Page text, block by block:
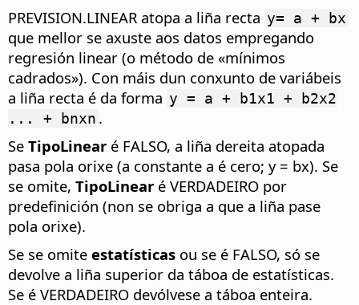
PREVISION.LINEAR atopa a liña recta y= a + bx
que mellor se axuste aos datos empregando
regresión linear (o método de «mínimos
cadrados»). Con máis dun conxunto de variábeis
a liña recta é da forma y = a + b1x1 + b2x2
... + bnxn .
Se TipoLinear é FALSO, a liña dereita atopada
pasa pola orixe (a constante a é cero; y = bx). Se
se omite, TipoLinear é VERDADEIRO por
predefinición (non se obriga a que a liña pase
pola orixe).
Se se omite estatísticas ou se é FALSO, só se
devolve a liña superior da táboa de estatísticas.
Se é VERDADEIRO devólvese a táboa enteira.